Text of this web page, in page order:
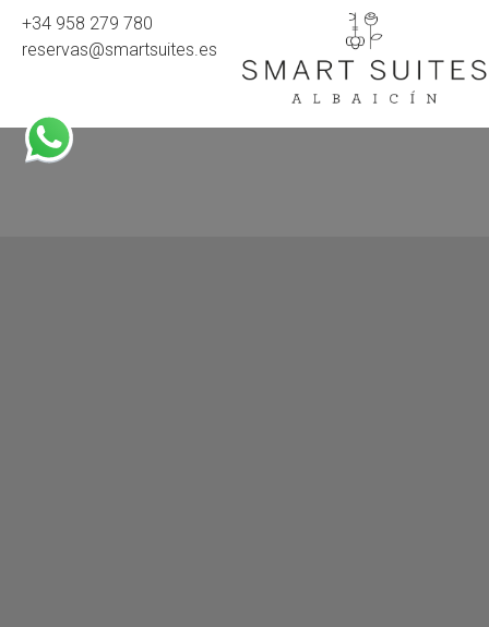
+34 958 279 780
reservas@smartsuites.es